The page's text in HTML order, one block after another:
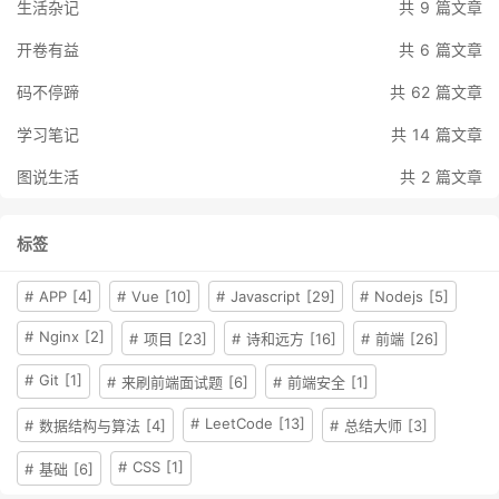
生活杂记 共 9 篇文章
开卷有益 共 6 篇文章
码不停蹄 共 62 篇文章
学习笔记 共 14 篇文章
图说生活 共 2 篇文章
标签
# APP [4] # Vue [10] # Javascript [29] # Nodejs [5]
# Nginx [2] # 项目 [23] # 诗和远方 [16] # 前端 [26]
# Git [1] # 来刷前端面试题 [6] # 前端安全 [1]
# 数据结构与算法 [4] # LeetCode [13] # 总结大师 [3]
# 基础 [6] # CSS [1]